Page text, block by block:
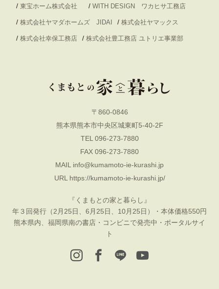
/ 東宝ホーム株式会社 / WITH DESIGN ワカヒサ工務店
/ 株式会社ヤマダホームズ JIDAI / 株式会社ヤマックス
/ 株式会社幸保工務店 / 株式会社豊工務店 ユトリエ事業部
〒860-0846
熊本県熊本市中央区城東町5-40-2F
TEL 096-273-7880
FAX 096-273-7880
MAIL info@kumamoto-ie-kurashi.jp
URL https://kumamoto-ie-kurashi.jp/
『くまもとの家と暮らし』
年３回発行（2月25日、6月25日、10月25日）・本体価格550円
熊本県内、福岡県南の書店・コンビニで発売中・ポータルサイ
ト